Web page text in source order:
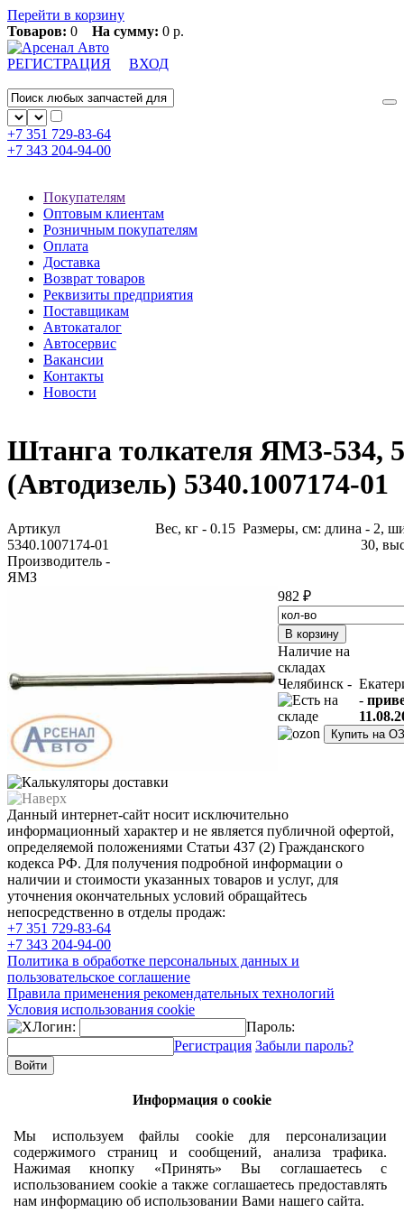
Перейти в корзину
Товаров: 0 На сумму: 0 р.
РЕГИСТРАЦИЯ ВХОД
+7 351 729-83-64
+7 343 204-94-00
Покупателям
Оптовым клиентам
Розничным покупателям
Оплата
Доставка
Возврат товаров
Реквизиты предприятия
Поставщикам
Автокаталог
Автосервис
Вакансии
Контакты
Новости
Штанга толкателя ЯМЗ-534,
(Автодизель) 5340.1007174-01
Артикул
5340.1007174-01
Производитель -
ЯМЗ
Вес, кг - 0.15 Размеры, см: длина - 2,
30,
982 ₽
Наличие на
складах
Челябинск -
-
Купить на
Данный интернет-сайт носит исключительно
информационный характер и не является публичной офертой,
определяемой положениями Статьи 437 (2) Гражданского
кодекса РФ. Для получения подробной информации о
наличии и стоимости указанных товаров и услуг, для
уточнения окончательных условий обращайтесь
непосредственно в отделы продаж:
+7 351 729-83-64
+7 343 204-94-00
Политика в обработке персональных данных и
пользовательское соглашение
Правила применения рекомендательных технологий
Условия использования cookie
Логин:
Пароль:
Регистрация Забыли пароль?
Информация о cookie
Мы используем файлы cookie для персонализации
содержимого страниц и сообщений, анализа трафика.
Нажимая кнопку «Принять» Вы соглашаетесь с
использованием cookie а также соглашаетесь предоставлять
нам информацию об использовании Вами нашего сайта.